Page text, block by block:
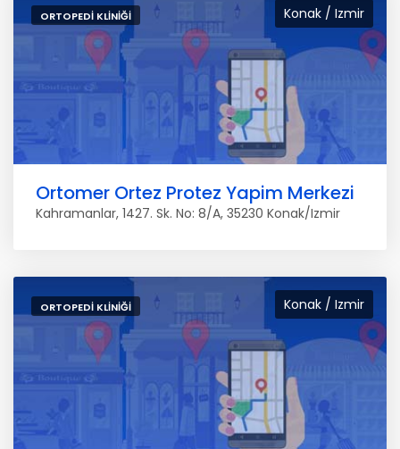
Konak / Izmir
ORTOPEDI KLINIĞI
Ortomer Ortez Protez Yapim Merkezi
Kahramanlar, 1427. Sk. No: 8/A, 35230 Konak/Izmir
Konak / Izmir
ORTOPEDI KLINIĞI